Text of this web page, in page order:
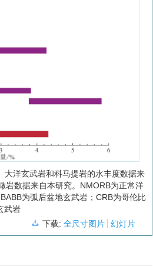
大洋玄武岩和科马提岩的水丰度数据来
岩数据来自本研究。NMORB为正常洋
为弧后盆地玄武岩；CRB为哥伦比
武岩
下载:全尺寸图片 幻灯片